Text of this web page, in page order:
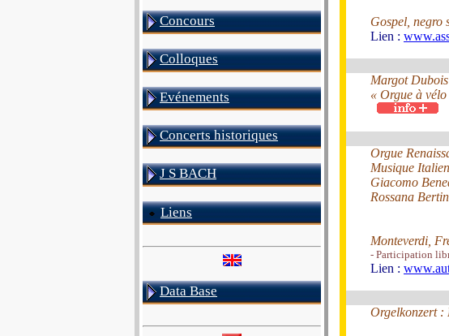
Concours
Colloques
Evénements
Concerts historiques
J S BACH
Liens
Data Base
Gospel, negro
Lien :
Margot
« Orgue à
Orgue
Musique
Giacomo
Rossana
Monteverdi,
- Participation
Lien :
Orgelkonzert :